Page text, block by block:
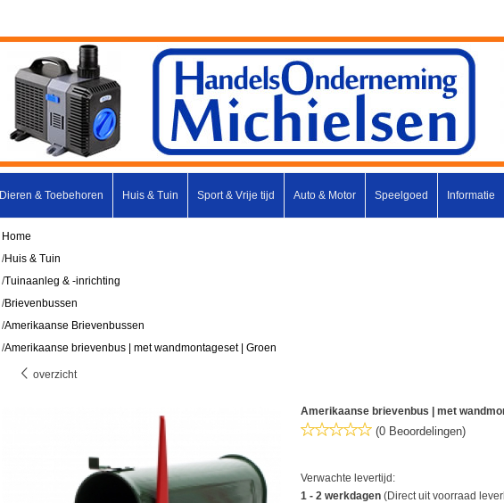
Dieren & Toebehoren Huis & Tuin Sport & Vrije tijd Auto & Motor Speelgoed Informatie
Home
/Huis & Tuin
/Tuinaanleg & -inrichting
/Brievenbussen
/Amerikaanse Brievenbussen
/Amerikaanse brievenbus | met wandmontageset | Groen
overzicht
Amerikaanse brievenbus | met
(0 Beoordelingen)
Verwachte levertijd:
1 - 2 werkdagen (Direct uit voorraad